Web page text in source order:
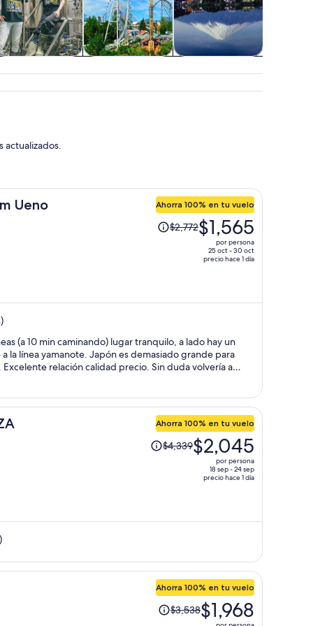
bebidas y vida
nocturna
temáticos
actualizados.
Ueno Ahorra 100% en tu vuelo
El
precio
ahora
de
$1,565
por
$2,772$1,565
por persona
25 oct - 30 oct
precio hace 1 día
(a 10 min caminando) lugar tranquilo, a lado hay un
la línea yamanote. Japón es demasiado grande para
relación calidad precio. Sin duda volvería a
menores
Ahorra 100% en tu vuelo
El
precio
ahora
$2,045
por
persona
$4,339$2,045
por persona
18 sep - 24 sep
precio hace 1 día
Ahorra 100% en tu vuelo
El
precio
$3,538$1,968